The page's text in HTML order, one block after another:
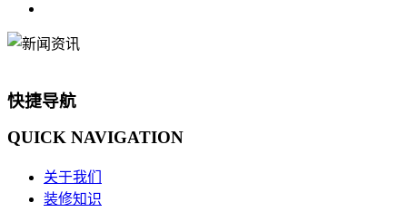
快捷导航
QUICK NAVIGATION
关于我们
装修知识